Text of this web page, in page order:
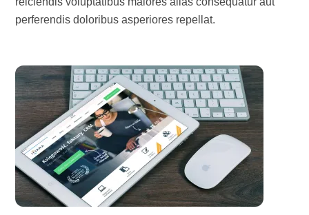
perferendis doloribus asperiores repellat.